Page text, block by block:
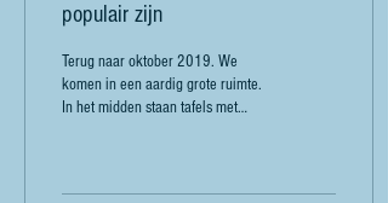
populair zijn
Terug naar oktober 2019. We
komen in een aardig grote ruimte.
In het midden staan tafels met